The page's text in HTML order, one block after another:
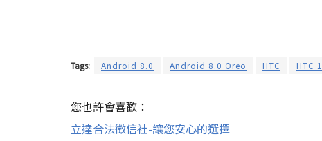
Tags: Android 8.0 Android 8.0 Oreo HTC HTC
您也許會喜歡：
立達合法徵信社-讓您安心的選擇